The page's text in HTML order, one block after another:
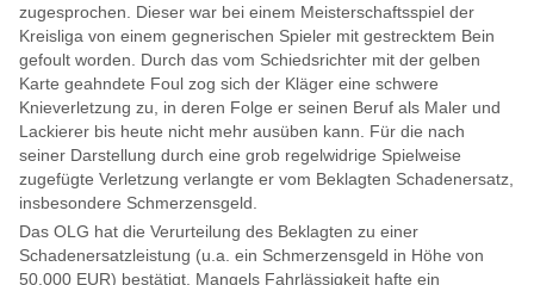
zugesprochen. Dieser war bei einem Meisterschaftsspiel der
Kreisliga von einem gegnerischen Spieler mit gestrecktem Bein
gefoult worden. Durch das vom Schiedsrichter mit der gelben
Karte geahndete Foul zog sich der Kläger eine schwere
Knieverletzung zu, in deren Folge er seinen Beruf als Maler und
Lackierer bis heute nicht mehr ausüben kann. Für die nach
seiner Darstellung durch eine grob regelwidrige Spielweise
zugefügte Verletzung verlangte er vom Beklagten Schadenersatz,
insbesondere Schmerzensgeld.
Das OLG hat die Verurteilung des Beklagten zu einer
Schadenersatzleistung (u.a. ein Schmerzensgeld in Höhe von
50.000 EUR) bestätigt. Mangels Fahrlässigkeit hafte ein